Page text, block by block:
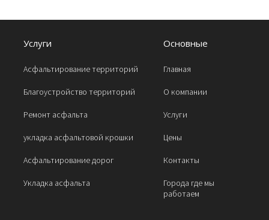
Услуги
Асфальтирование территорий
Благоустройство территорий
Ремонт асфальта
укладка асфальтовой крошки
Асфальтирование дорог
Укладка асфальта
Основные
Главная
О компании
Услуги
Цены
Контакты
Города где мы
работаем